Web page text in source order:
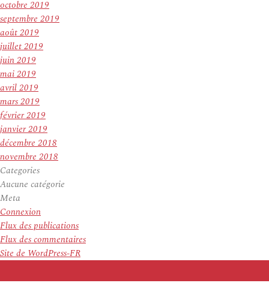
octobre 2019
septembre 2019
août 2019
juillet 2019
juin 2019
mai 2019
avril 2019
mars 2019
février 2019
janvier 2019
décembre 2018
novembre 2018
Categories
Aucune catégorie
Meta
Connexion
Flux des publications
Flux des commentaires
Site de WordPress-FR